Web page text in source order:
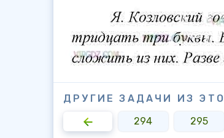
ДРУГИЕ ЗАДАЧИ ИЗ
293 294 295